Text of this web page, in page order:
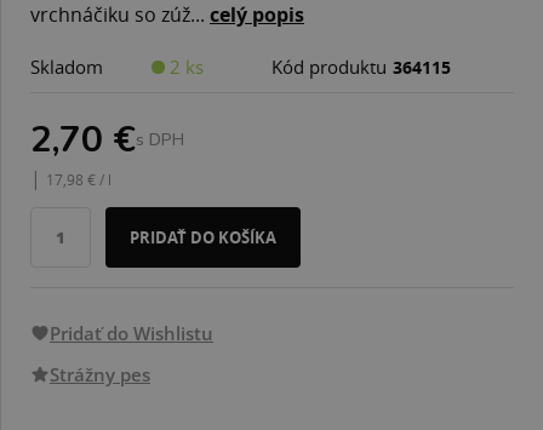
vrchnáčiku so zúž... celý popis
Skladom 2 ks Kód produktu 364115
2,70 €s DPH
| 17,98 € / l
PRIDAŤ DO KOŠÍKA
Pridať do Wishlistu
Strážny pes